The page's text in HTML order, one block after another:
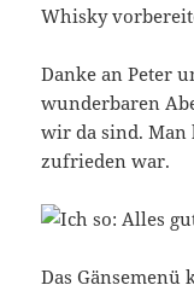
Whisky
Danke an Peter
wunderbaren
wir da sind. Man
zufrieden war.
Das Gänsemenü